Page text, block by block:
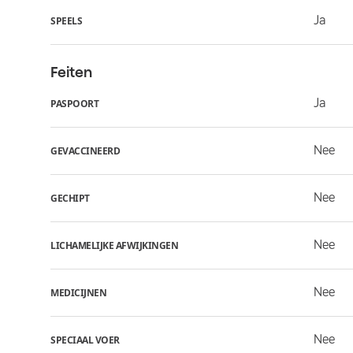
SPEELS Ja
Feiten
PASPOORT Ja
GEVACCINEERD Nee
GECHIPT Nee
LICHAMELIJKE AFWIJKINGEN Nee
MEDICIJNEN Nee
SPECIAAL VOER Nee